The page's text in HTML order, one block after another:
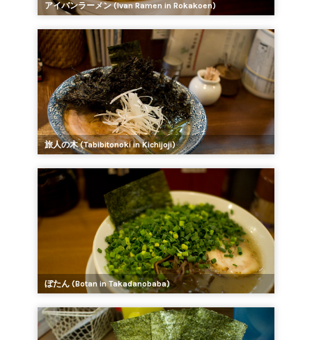
アイバンラーメン (Ivan Ramen in Rokakoen)
旅人の木 (Tabibitonoki in Kichijoji)
ぼたん (Botan in Takadanobaba)